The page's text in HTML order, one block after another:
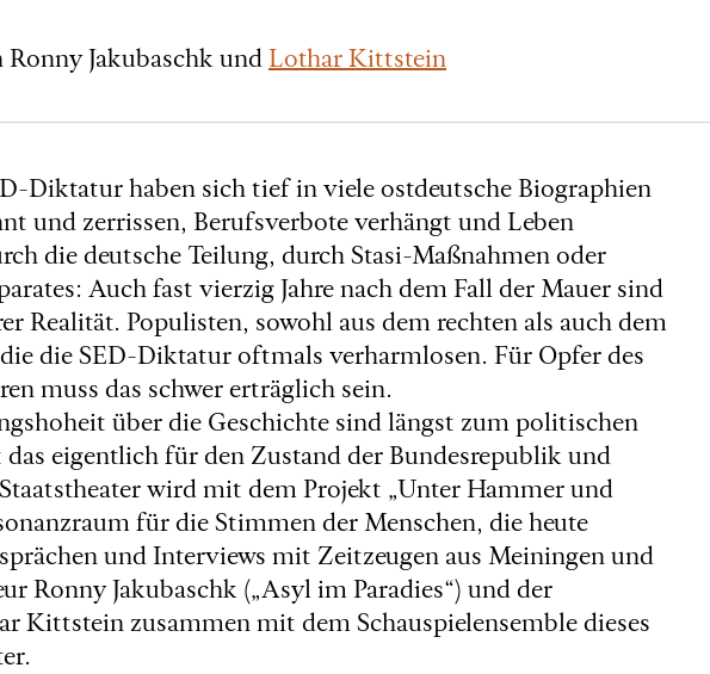
Jakubaschk undLothar Kittstein
Diktatur haben sich tief in viele ostdeutsche Biographien
und zerrissen, Berufsverbote verhängt und Leben
die deutsche Teilung, durch Stasi-Maßnahmen oder
Auch fast vierzig Jahre nach dem Fall der Mauer sind
Realität. Populisten, sowohl aus dem rechten als auch dem
die SED-Diktatur oftmals verharmlosen. Für Opfer des
muss das schwer erträglich sein.
über die Geschichte sind längst zum politischen
eigentlich für den Zustand der Bundesrepublik und
wird mit dem Projekt „Unter Hammer und
für die Stimmen der Menschen, die heute
und Interviews mit Zeitzeugen aus Meiningen und
Ronny Jakubaschk („Asyl im Paradies“) und der
Kittstein zusammen mit dem Schauspielensemble dieses